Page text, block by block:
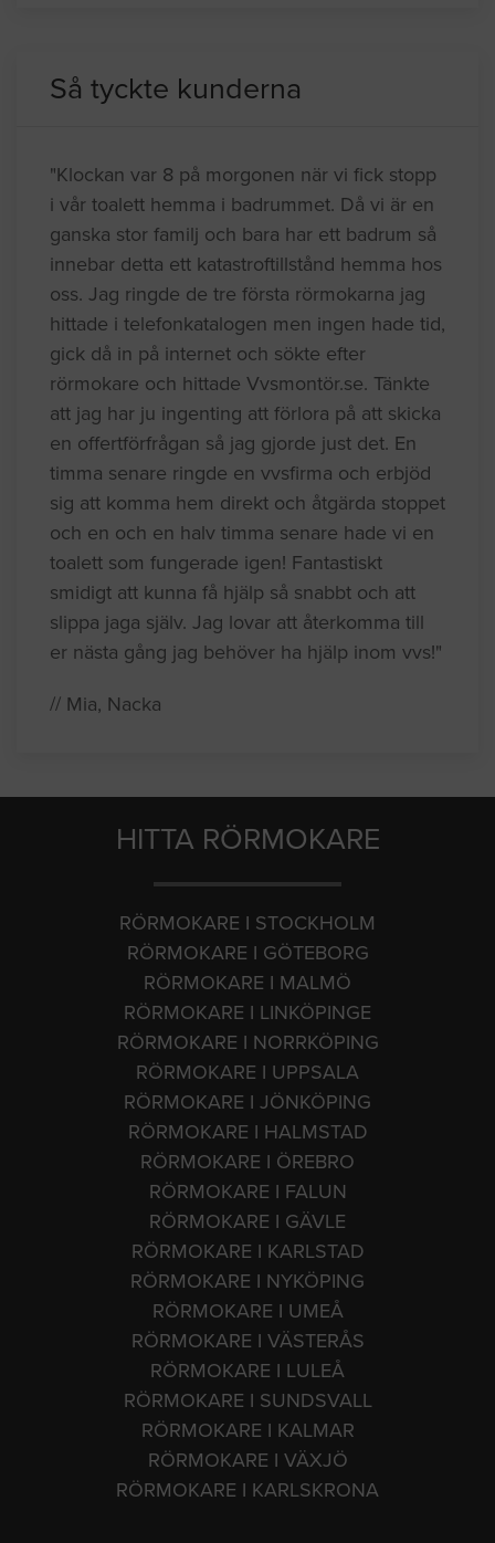
Så tyckte kunderna
"Klockan var 8 på morgonen när vi fick stopp
i vår toalett hemma i badrummet. Då vi är en
ganska stor familj och bara har ett badrum så
innebar detta ett katastroftillstånd hemma hos
oss. Jag ringde de tre första rörmokarna jag
hittade i telefonkatalogen men ingen hade tid,
gick då in på internet och sökte efter
rörmokare och hittade Vvsmontör.se. Tänkte
att jag har ju ingenting att förlora på att skicka
en offertförfrågan så jag gjorde just det. En
timma senare ringde en vvsfirma och erbjöd
sig att komma hem direkt och åtgärda stoppet
och en och en halv timma senare hade vi en
toalett som fungerade igen! Fantastiskt
smidigt att kunna få hjälp så snabbt och att
slippa jaga själv. Jag lovar att återkomma till
er nästa gång jag behöver ha hjälp inom vvs!"
// Mia, Nacka
HITTA RÖRMOKARE
RÖRMOKARE I STOCKHOLM
RÖRMOKARE I GÖTEBORG
RÖRMOKARE I MALMÖ
RÖRMOKARE I LINKÖPINGE
RÖRMOKARE I NORRKÖPING
RÖRMOKARE I UPPSALA
RÖRMOKARE I JÖNKÖPING
RÖRMOKARE I HALMSTAD
RÖRMOKARE I ÖREBRO
RÖRMOKARE I FALUN
RÖRMOKARE I GÄVLE
RÖRMOKARE I KARLSTAD
RÖRMOKARE I NYKÖPING
RÖRMOKARE I UMEÅ
RÖRMOKARE I VÄSTERÅS
RÖRMOKARE I LULEÅ
RÖRMOKARE I SUNDSVALL
RÖRMOKARE I KALMAR
RÖRMOKARE I VÄXJÖ
RÖRMOKARE I KARLSKRONA